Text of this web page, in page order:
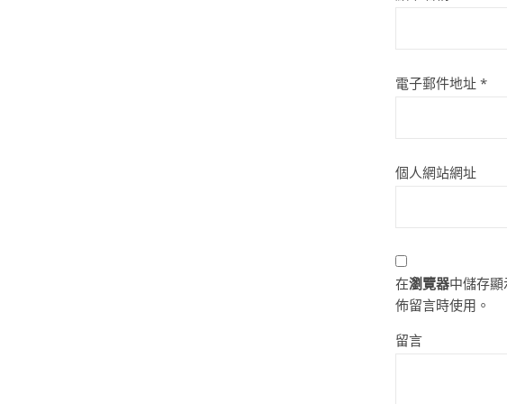
電子郵件地址 *
個人網站網址
在瀏覽器中儲存
佈留言時使用。
留言